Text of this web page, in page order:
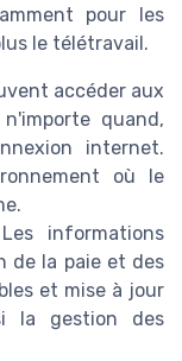
pour les
le télétravail.
accéder aux
quand,
internet.
où le
informations
de la paie et des
et mise à jour
la gestion des